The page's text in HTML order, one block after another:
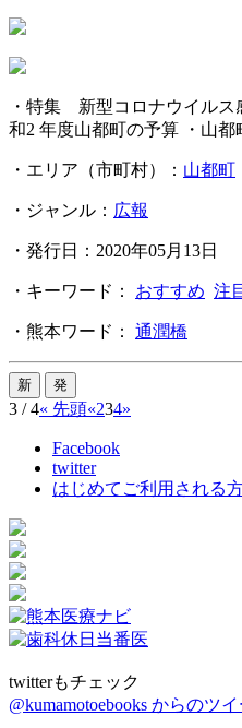
・特集 新型コロナウイルス
和2 年度山都町の予算 ・山都
・エリア（市町村）： 山都町
・ジャンル： 広報
・発行日：2020年05月13日
・キーワード： おすすめ 注
・熊本ワード： 通潤橋
3 / 4« 先頭«234»
Facebook
twitter
はじめてご利用される
twitterもチェック
@kumamotoebooks からのツイ